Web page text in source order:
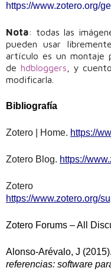
https://www.zotero.org/
Nota: todas las
pueden usar
artículo es un montaje
de hdbloggers , y
modificarla.
Bibliografía
Zotero | Home. https://
Zotero Blog. https://www.
Zotero
https://www.zotero.org/
Zotero Forums – All
Alonso-Arévalo, J
referencias: software